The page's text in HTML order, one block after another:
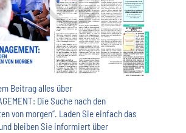
Beitrag alles über
Die Suche nach den
von morgen“. Laden Sie einfach das
bleiben Sie informiert über